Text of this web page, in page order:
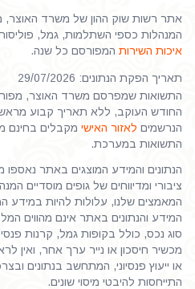
אתר רשות שוק ההון של משרד
המנהלות כספי השתלמות, גמל, פוליסות
איכות השירות המפורסם כל שנה.
תאריך הפקת הנתונים: 29/07/2026
התשואות שמפרסם משרד האוצר,
החודש העוקב, ללא תאריך קבוע
הנרשמים לאזור האישי מקבלים בחינם
התשואות במערכת.
הנתונים והמידע המוצגים באתר
ציבורי ומדיווחים של גופים מוסדיים
המאמצים שלנו, עלולות להיות במידע
המידע והנתונים באתר אינם מהווים
סוג נכס, כולל בקופות גמל, קרנות
מכשיר חיסכון או נייר ערך אחר, ואין
או ייעוץ פנסיוני, המתחשב בנתונים
התייחסות להיבטי מיסוי שונים.